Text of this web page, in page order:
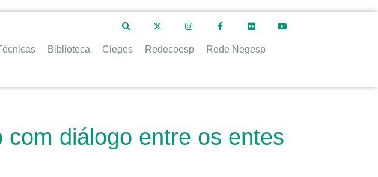
Biblioteca Cieges Redecoesp Rede Negesp
diálogo entre os entes